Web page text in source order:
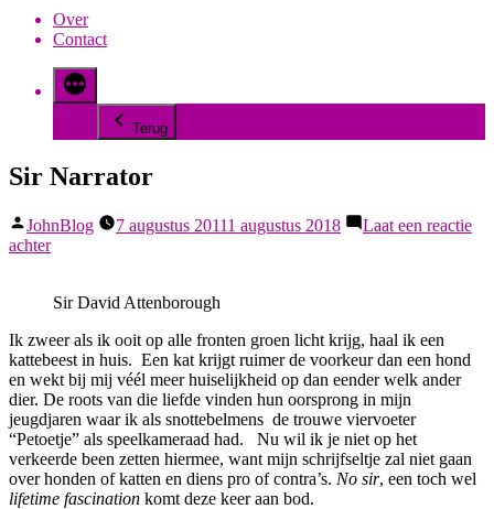
Over
Contact
Terug
Sir Narrator
Geplaatst
door
JohnBlog 7 augustus 20111 augustus 2018
Laat een reactie
achterop
Sir David Attenborough
Ik zweer als ik ooit op alle fronten groen licht krijg, haal ik een
kattebeest in huis. Een kat krijgt ruimer de voorkeur dan een hond
en wekt bij mij véél meer huiselijkheid op dan eender welk ander
dier. De roots van die liefde vinden hun oorsprong in mijn
jeugdjaren waar ik als snottebelmens de trouwe viervoeter
“Petoetje” als speelkameraad had. Nu wil ik je niet op het
verkeerde been zetten hiermee, want mijn schrijfseltje zal niet gaan
over honden of katten en diens pro of contra’s. No sir, een toch wel
lifetime fascination komt deze keer aan bod.